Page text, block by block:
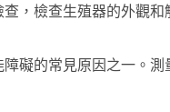
，檢查生殖器的外觀
礙的常見原因之一。